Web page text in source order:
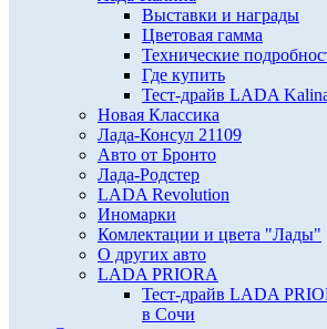
Выставки и награды
Цветовая гамма
Технические
Где купить
Тест-драйв LADA
Новая Классика
Лада-Консул 21109
Авто от Бронто
Лада-Родстер
LADA Revolution
Иномарки
Комлектации и цвета "Лады"
О других авто
LADA PRIORA
Тест-драйв LADA
в Сочи